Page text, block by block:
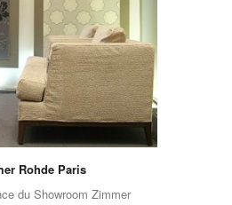
Rohde Paris
du Showroom Zimmer